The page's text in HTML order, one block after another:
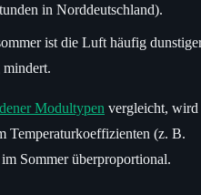
in Norddeutschland).
ist die Luft häufig
Modultypen vergleicht, wird
Temperaturkoeffizienten (z. B.
Sommer überproportional.